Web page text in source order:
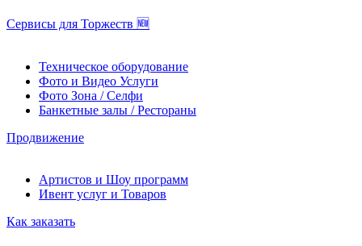
Сервисы для Торжеств 🆕
Техническое оборудование
Фото и Видео Услуги
Фото Зона / Селфи
Банкетные залы / Рестораны
Продвижение
Артистов и Шоу программ
Ивент услуг и Товаров
Как заказать